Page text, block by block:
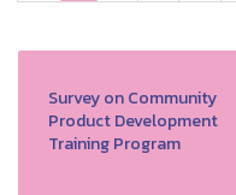
Survey on Community
Product Development
Training Program